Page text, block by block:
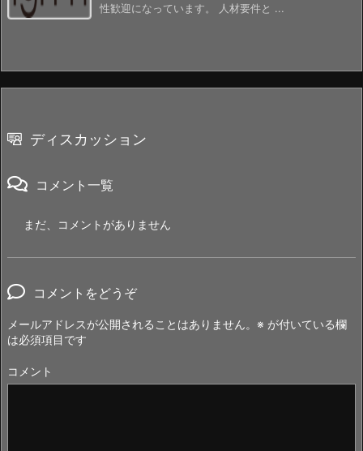
性歓迎になっています。 人材要件と ...
ディスカッション
コメント一覧
まだ、コメントがありません
コメントをどうぞ
メールアドレスが公開されることはありません。 ※ が付いている欄
は必須項目です
コメント